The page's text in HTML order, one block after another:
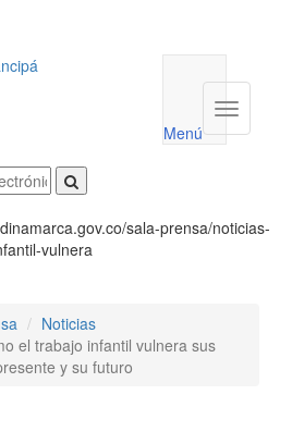
utilidades
Menú
Menú
sala-prensa/noticias-
vulnera
Noticias
el trabajo infantil vulnera sus
y su futuro